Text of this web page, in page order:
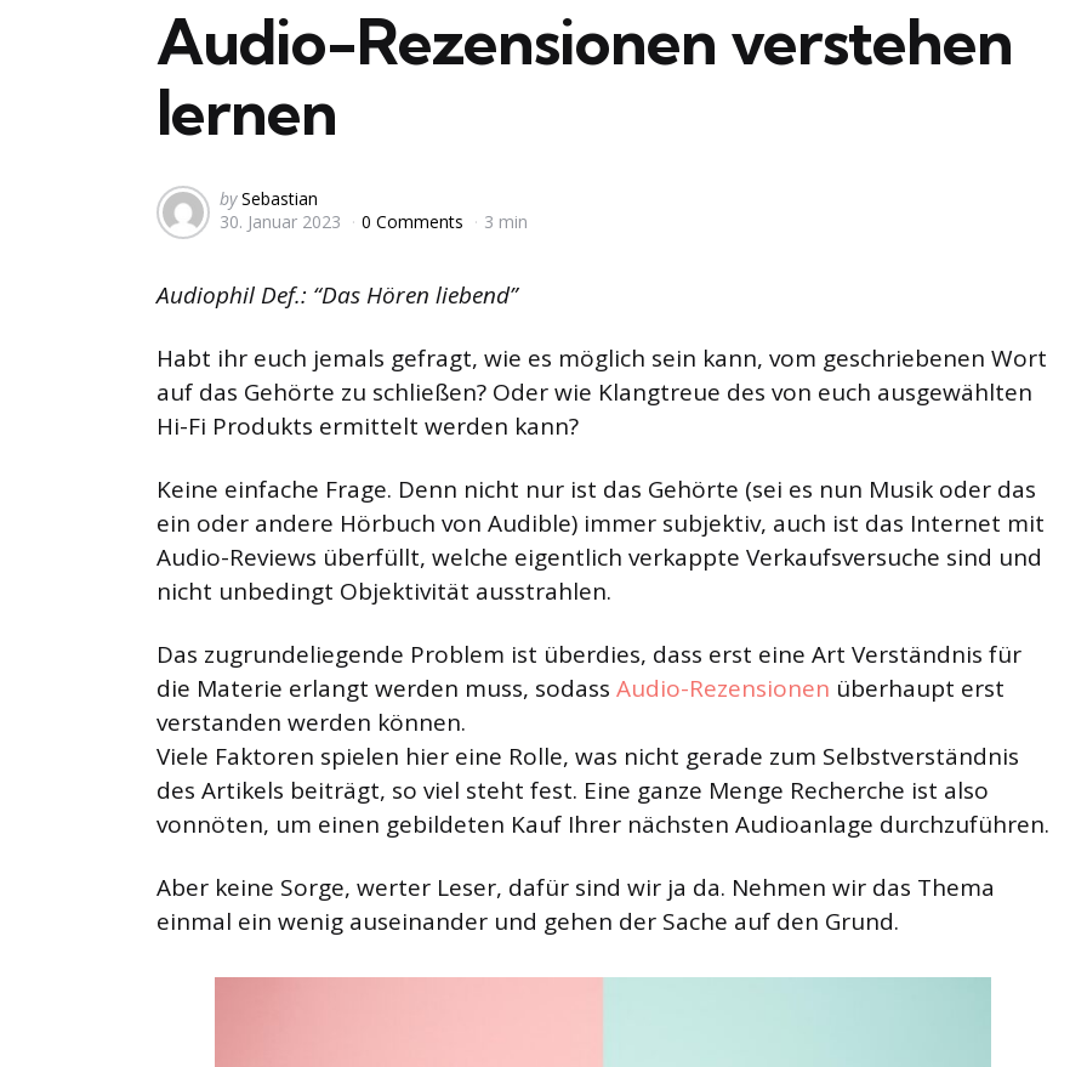
Audio-Rezensionen verstehen
lernen
Posted
by
by Sebastian
30. Januar 2023
0 Comments 3 min
Audiophil Def.: “Das Hören liebend”
Habt ihr euch jemals gefragt, wie es möglich sein kann, vom geschriebenen Wort
auf das Gehörte zu schließen? Oder wie Klangtreue des von euch ausgewählten
Hi-Fi Produkts ermittelt werden kann?
Keine einfache Frage. Denn nicht nur ist das Gehörte (sei es nun Musik oder das
ein oder andere Hörbuch von Audible) immer subjektiv, auch ist das Internet mit
Audio-Reviews überfüllt, welche eigentlich verkappte Verkaufsversuche sind und
nicht unbedingt Objektivität ausstrahlen.
Das zugrundeliegende Problem ist überdies, dass erst eine Art Verständnis für
die Materie erlangt werden muss, sodass Audio-Rezensionen überhaupt erst
verstanden werden können.
Viele Faktoren spielen hier eine Rolle, was nicht gerade zum Selbstverständnis
des Artikels beiträgt, so viel steht fest. Eine ganze Menge Recherche ist also
vonnöten, um einen gebildeten Kauf Ihrer nächsten Audioanlage durchzuführen.
Aber keine Sorge, werter Leser, dafür sind wir ja da. Nehmen wir das Thema
einmal ein wenig auseinander und gehen der Sache auf den Grund.